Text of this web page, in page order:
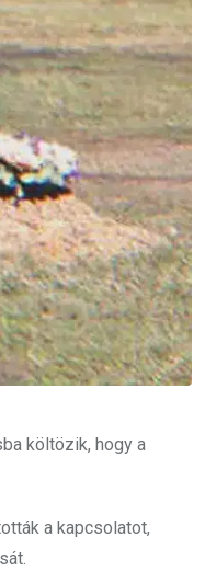
költözik, hogy a
a kapcsolatot,